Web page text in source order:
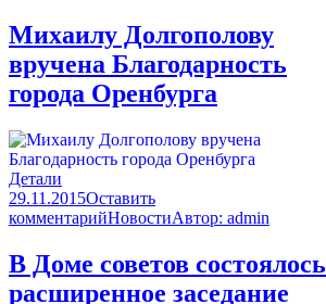
Михаилу Долгополову
вручена Благодарность
города Оренбурга
Детали
29.11.2015Оставить
комментарийНовостиАвтор: admin
В Доме советов состоялось
расширенное заседание